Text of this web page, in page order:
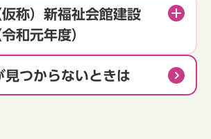
仮称）新福祉会館建設
和元年度）
見つからないときは